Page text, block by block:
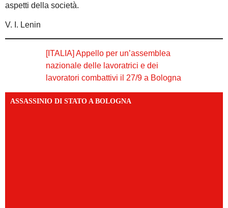
aspetti della società.
V. I. Lenin
[ITALIA] Appello per un’assemblea
nazionale delle lavoratrici e dei
lavoratori combattivi il 27/9 a Bologna
ASSASSINIO DI STATO A BOLOGNA